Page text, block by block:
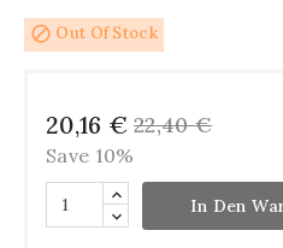
block Out Of Stock
20,16 € 22,40 €
Save 10%
In Den